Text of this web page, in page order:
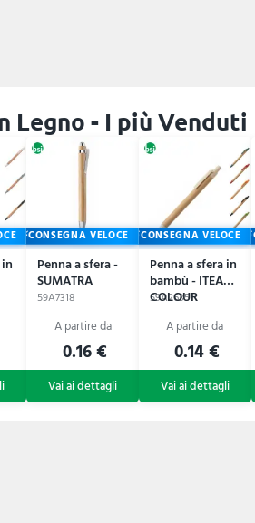
Legno - I più Venduti
CONSEGNA VELOCE
Penna a sfera -
SUMATRA
59A7318
0.16 €
CONSEGNA VELOCE
Penna a sfera in
bambù - ITEA
COLOUR
59A2635
0.14 €